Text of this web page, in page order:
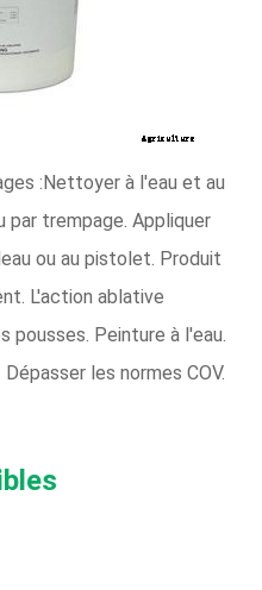
:Nettoyer à l'eau et au
par trempage. Appliquer
ou au pistolet. Produit
L'action ablative
pousses. Peinture à l'eau.
les normes COV.